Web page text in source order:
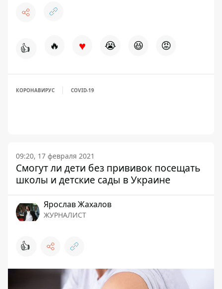
👍 🔥 ♥ 😭 😆 😡
КОРОНАВИРУС COVID-19
09:20, 17 февраля 2021
Смогут ли дети без прививок посещать
школы и детские сады в Украине
Ярослав Жахалов
ЖУРНАЛИСТ
👍